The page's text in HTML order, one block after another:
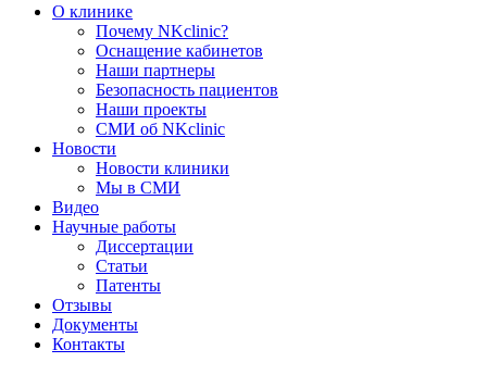
О клинике
Почему NKclinic?
Оснащение кабинетов
Наши партнеры
Безопасность пациентов
Наши проекты
СМИ об NKclinic
Новости
Новости клиники
Мы в СМИ
Видео
Научные работы
Диссертации
Статьи
Патенты
Отзывы
Документы
Контакты